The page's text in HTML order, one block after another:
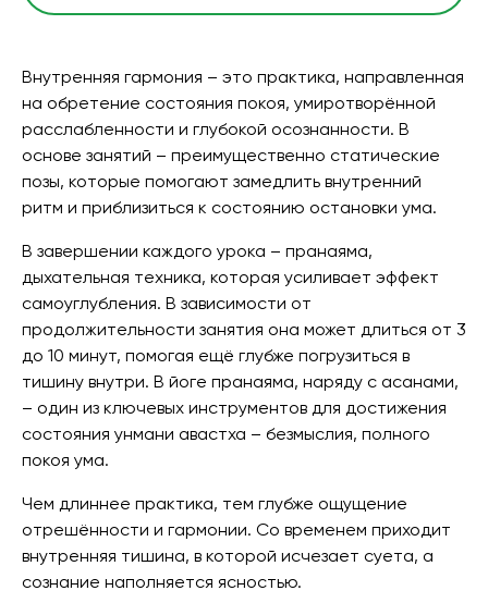
Внутренняя гармония – это практика, направленная
на обретение состояния покоя, умиротворённой
расслабленности и глубокой осознанности. В
основе занятий – преимущественно статические
позы, которые помогают замедлить внутренний
ритм и приблизиться к состоянию остановки ума.
В завершении каждого урока – пранаяма,
дыхательная техника, которая усиливает эффект
самоуглубления. В зависимости от
продолжительности занятия она может длиться от 3
до 10 минут, помогая ещё глубже погрузиться в
тишину внутри. В йоге пранаяма, наряду с асанами,
– один из ключевых инструментов для достижения
состояния унмани авастха – безмыслия, полного
покоя ума.
Чем длиннее практика, тем глубже ощущение
отрешённости и гармонии. Со временем приходит
внутренняя тишина, в которой исчезает суета, а
сознание наполняется ясностью.